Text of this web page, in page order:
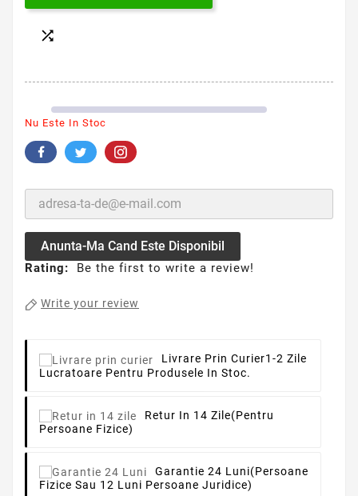

Nu Este In Stoc
Anunta-Ma Cand Este Disponibil
Rating: Be the first to write a review!
Write your review
Livrare Prin Curier1-2 Zile
Lucratoare Pentru Produsele In Stoc.
Retur In 14 Zile(pentru
Persoane Fizice)
Garantie 24 Luni(persoane
Fizice Sau 12 Luni Persoane Juridice)